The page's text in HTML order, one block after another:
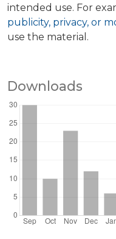
intended use. For
publicity, privacy, or
use the material.
Downloads